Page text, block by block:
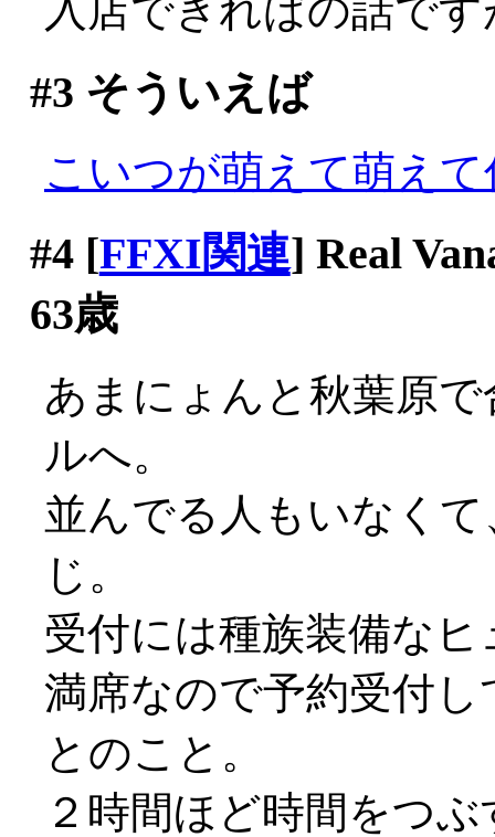
入店できればの話で
#3 そういえば
こいつが萌えて萌え
#4[FFXI関連] Real
63歳
あまにょんと秋葉原
ルへ。
並んでる人もいなく
じ。
受付には種族装備な
満席なので予約受付
とのこと。
２時間ほど時間をつ